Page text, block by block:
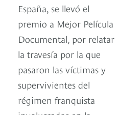
España, se llevó el
premio a Mejor Película
Documental, por relatar
la travesía por la que
pasaron las víctimas y
supervivientes del
régimen franquista